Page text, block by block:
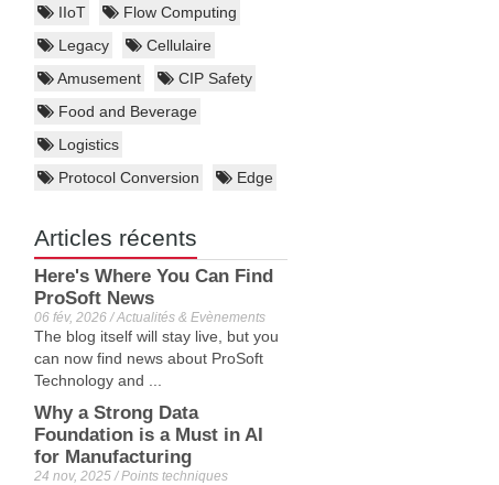
IIoT
Flow Computing
Legacy
Cellulaire
Amusement
CIP Safety
Food and Beverage
Logistics
Protocol Conversion
Edge
Articles récents
Here's Where You Can Find
ProSoft News
06 fév, 2026 / Actualités & Evènements
The blog itself will stay live, but you
can now find news about ProSoft
Technology and ...
Why a Strong Data
Foundation is a Must in AI
for Manufacturing
24 nov, 2025 / Points techniques